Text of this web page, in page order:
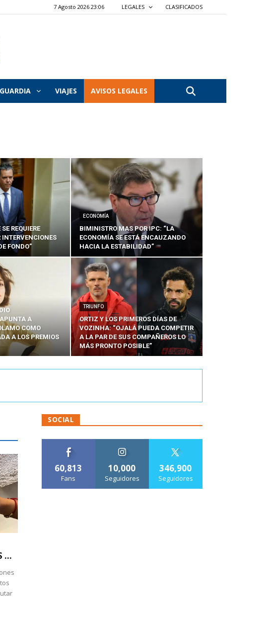
7 Agosto 2026 23:06 LEGALES CLASIFICADOS
VIAJES AVISOS LEGALES
REQUIERE
INTERVENCIONES
FONDO”
ECONOMÍA
BIMINISTRO MAS POR IPC: “LA
ECONOMÍA SE ESTÁ ENCAUZANDO
HACIA LA ESTABILIDAD”
A
COMO
A LOS PREMIOS
TRIUNFO
ORTIZ Y LOS PRIMEROS DÍAS DE
VOZINHA: “OJALÁ PUEDA COMPETIR
A LA PAR DE SUS COMPAÑEROS LO
MÁS PRONTO POSIBLE”
...
SOCIAL
60,813
Fans
10,000
Seguidores
346,900
Seguidores